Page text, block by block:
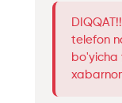
telefon
bo'yicha